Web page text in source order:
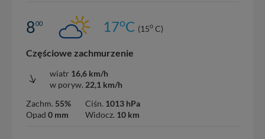
800 17oC (15o C)
Częściowe zachmurzenie
wiatr 16,6 km/h
w poryw. 22,1 km/h
Zachm. 55%
Opad 0 mm
Ciśn. 1013 hPa
Widocz. 10 km